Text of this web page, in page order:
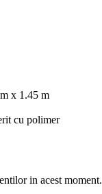
x 1.45 m
cu polimer
in acest moment.